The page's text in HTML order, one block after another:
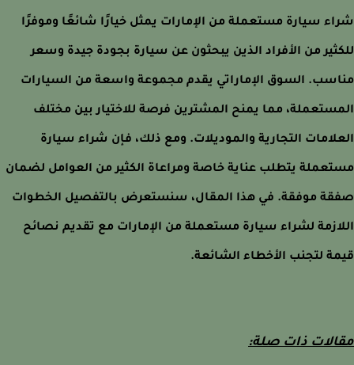
سيارة مستعملة من الإمارات يمثل خيارًا شائعًا وموفرًا
من الأفراد الذين يبحثون عن سيارة بجودة جيدة وسعر
السوق الإماراتي يقدم مجموعة واسعة من السيارات
مما يمنح المشترين فرصة للاختيار بين مختلف
التجارية والموديلات. ومع ذلك، فإن شراء سيارة
يتطلب عناية خاصة ومراعاة الكثير من العوامل لضمان
موفقة. في هذا المقال، سنستعرض بالتفصيل الخطوات
لشراء سيارة مستعملة من الإمارات مع تقديم نصائح
لتجنب الأخطاء الشائعة.
ذات صلة: